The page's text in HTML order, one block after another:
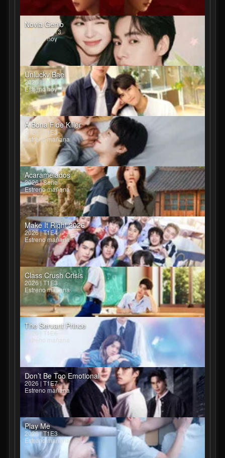
Novia Genio
2026 | T1E13
Estreno hoy
Unlucky Bae
2026 | Serie
Estreno hoy
A Bona Fide Killer
2026 | T1E3
Estreno mañana
Acaramelados
2026 | Serie
Estreno mañana
Make It Right 2026
2026 | T1E4
Estreno mañana
Class Crush Crisis
2026 | T1E3
Estreno mañana
The Servant Prince
2026 | T1E6
Estreno mañana
Don’t Be Too Emotional
2026 | T1E7
Estreno mañana
Play Me
2026 | T1E3
Estreno mañana